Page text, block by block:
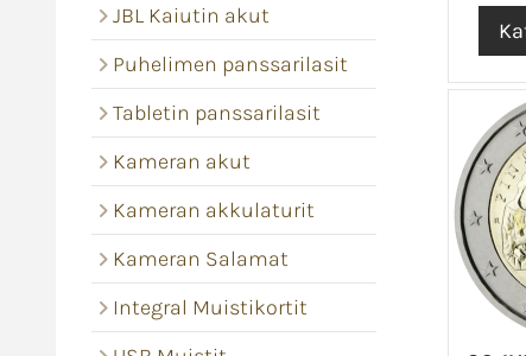
JBL Kaiutin akut
Puhelimen panssarilasit
Tabletin panssarilasit
Kameran akut
Kameran akkulaturit
Kameran Salamat
Integral Muistikortit